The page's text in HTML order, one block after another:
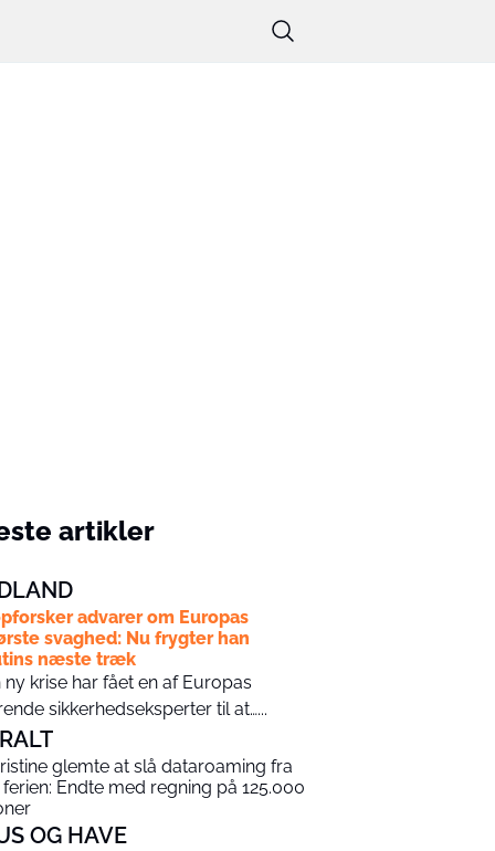
artikler
advarer om Europas
svaghed: Nu frygter han
næste træk
ny krise har fået en af Europas
sikkerhedseksperter til at…...
glemte at slå dataroaming fra
Endte med regning på 125.000
OG HAVE